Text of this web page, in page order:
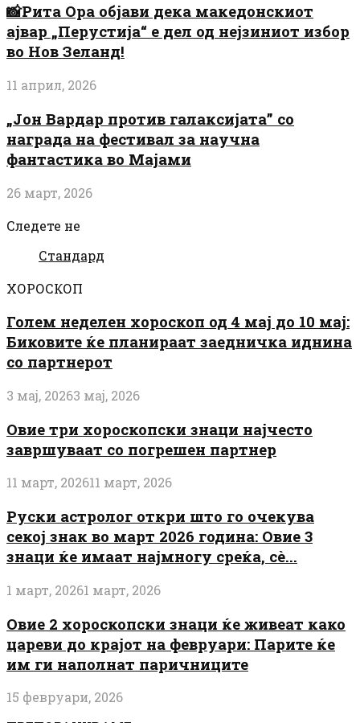
📸Рита Ора објави дека македонскиот
ајвар „Перустија“ е дел од нејзиниот избор
во Нов Зеланд!
11 април, 2026
„Јон Вардар против галаксијата” со
награда на фестивал за научна
фантастика во Мајами
26 март, 2026
Следете не
Стандард
ХОРОСКОП
Голем неделен хороскоп од 4 мај до 10 мај:
Биковите ќе планираат заедничка иднина
со партнерот
3 мај, 20263 мај, 2026
Овие три хороскопски знаци најчесто
завршуваат со погрешен партнер
11 март, 202611 март, 2026
Руски астролог откри што го очекува
секој знак во март 2026 година: Овие 3
знаци ќе имаат најмногу среќа, сè...
1 март, 20261 март, 2026
Овие 2 хороскопски знаци ќе живеат како
цареви до крајот на февруари: Парите ќе
им ги наполнат паричниците
15 февруари, 2026